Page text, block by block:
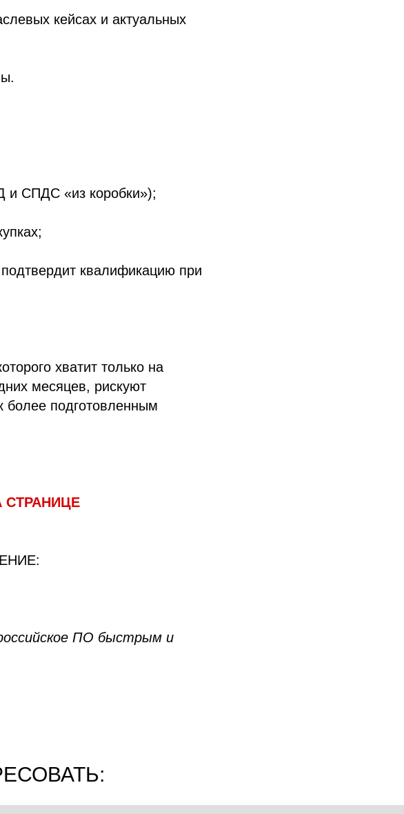
кейсах и актуальных
и СПДС «из коробки»);
квалификацию при
хватит только на
месяцев, рискуют
более подготовленным
СТРАНИЦЕ
ПО быстрым и